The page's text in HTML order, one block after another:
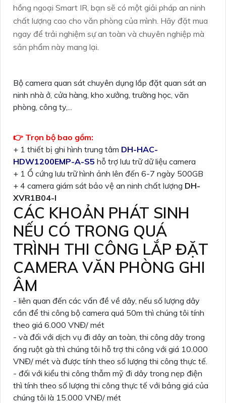
hồng ngoại Smart IR, bạn sẽ có một giải pháp an ninh
chất lượng cao cho văn phòng của mình. Hãy đặt mua
ngay để trải nghiệm sự an toàn và chuyên nghiệp mà
sản phẩm này mang lại.
Bộ camera quan sát chuyên dụng lắp đặt quan sát an
ninh nhà ở, cửa hàng, kho xưởng, trường học, văn
phòng, công ty,...
👉 Trọn bộ bao gồm:
+ 1 thiết bị ghi hình trung tâm DH-HAC-
HDW1200EMP-A-S5 hỗ trợ lưu trữ dữ liệu camera
+ 1 Ổ cứng lưu trữ hình ảnh lên đến 6-7 ngày 500GB
+ 4 camera giám sát bảo vệ an ninh chất lượng DH-
XVR1B04-I
CÁC KHOẢN PHÁT SINH
NẾU CÓ TRONG QUÁ
TRÌNH THI CÔNG LẮP ĐẶT
CAMERA VĂN PHÒNG GHI
ÂM
- liên quan đến các vấn đề về dây, nếu số lượng dây
cần để thi công bộ camera quá 50m thì chúng tôi tính
theo giá 6.000 VNĐ/ mét
- và đối với dịch vụ đi dây an toàn, thi công dây trong
ống ruột gà thì chúng tôi hỗ trợ thi công với giá 10.000
VNĐ/ mét và được tính theo số lượng thi công thực tế.
- đối với kiểu thi công thẫm mỹ đi dây trong nẹp điện
thì tính theo số lượng thi công thực tế với bảng giá của
chúng tôi là 15.000 VNĐ/ mét